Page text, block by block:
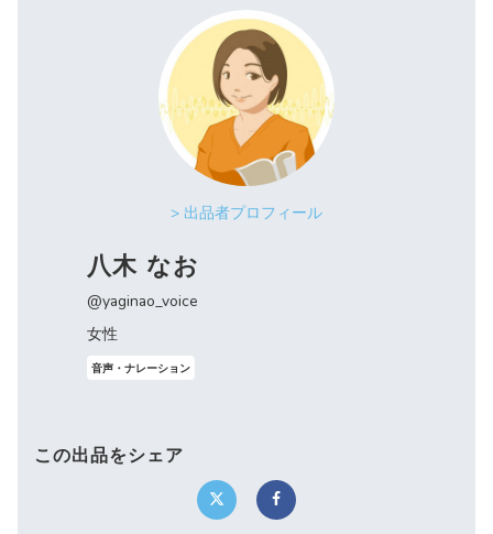
> 出品者プロフィール
八木 なお
@yaginao_voice
女性
音声・ナレーション
この出品をシェア